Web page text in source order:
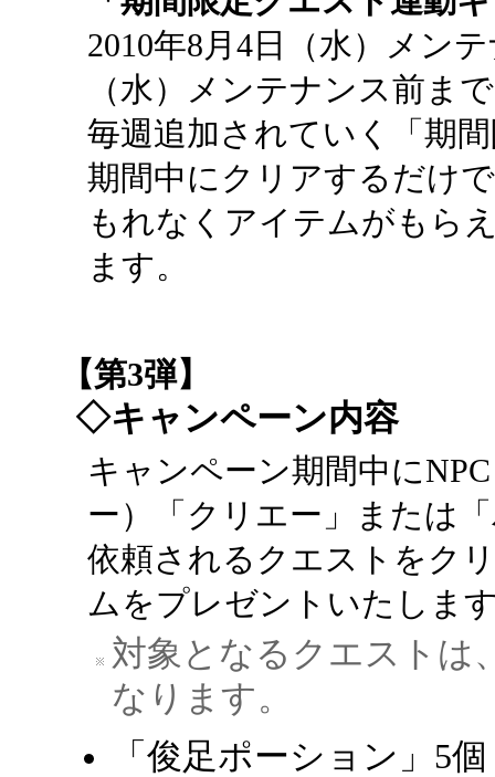
2010年8月4日（水）メン
（水）メンテナンス前ま
毎週追加されていく「期
期間中にクリアするだけ
もれなくアイテムがもら
ます。
【第3弾】
◇キャンペーン内容
キャンペーン期間中に
ー）「クリエー」または
依頼されるクエストをク
ムをプレゼントいたしま
対象となるクエストは
なります。
「俊足ポーション」5個